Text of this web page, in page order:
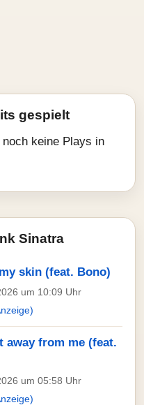
gespielt
keine Plays in
Sinatra
skin (feat. Bono)
um 10:09 Uhr
away from me (feat.
um 05:58 Uhr